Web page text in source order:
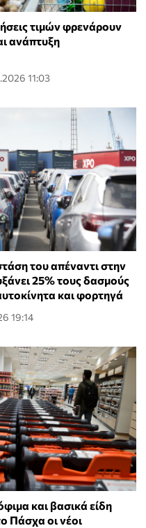
τιμών φρενάρουν
ανάπτυξη
11:03
του απέναντι στην
25% τους δασμούς
και φορτηγά
19:14
και βασικά είδη
Πάσχα οι νέοι